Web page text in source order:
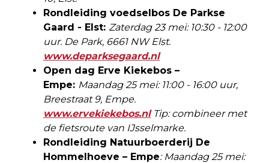
Rondleiding voedselbos De Parkse
Gaard - Elst: Zaterdag 23 mei: 10:30 - 12:00
uur. De Park, 6661 NW Elst.
www.deparksegaard.nl
Open dag Erve Kiekebos –
Empe: Maandag 25 mei: 11:00 - 16:00 uur,
Breestraat 9, Empe.
www.ervekiekebos.nlTip: combineer met
de fietsroute van IJsselmarke.
Rondleiding Natuurboerderij De
Hommelhoeve – Empe: Maandag 25 mei: